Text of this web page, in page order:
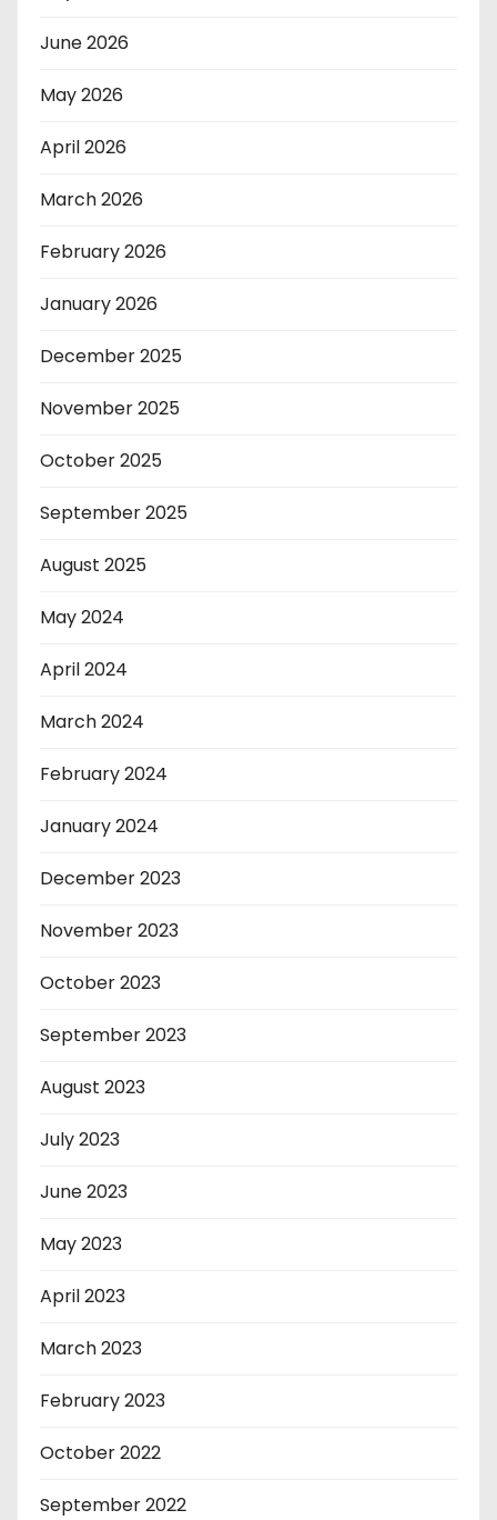
June 2026
May 2026
April 2026
March 2026
February 2026
January 2026
December 2025
November 2025
October 2025
September 2025
August 2025
May 2024
April 2024
March 2024
February 2024
January 2024
December 2023
November 2023
October 2023
September 2023
August 2023
July 2023
June 2023
May 2023
April 2023
March 2023
February 2023
October 2022
September 2022